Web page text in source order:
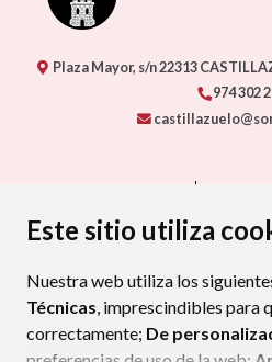
Este sitio utiliza
Nuestra web utiliza los
Técnicas, imprescindibles para
correctamente; De
Plaza Mayor, s/n22313
974 302
PROTECCIÓN DE DATOS
POLÍTICA DE